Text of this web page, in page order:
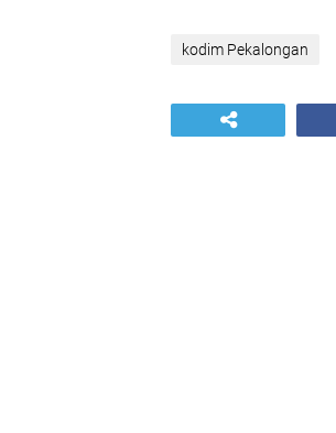
kodim Pekalongan